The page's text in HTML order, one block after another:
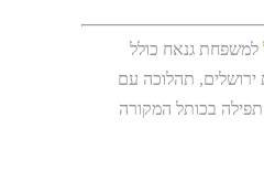
למשפחת גנאח כולל
ירושלים, תהלוכה עם
בכותל המקורה